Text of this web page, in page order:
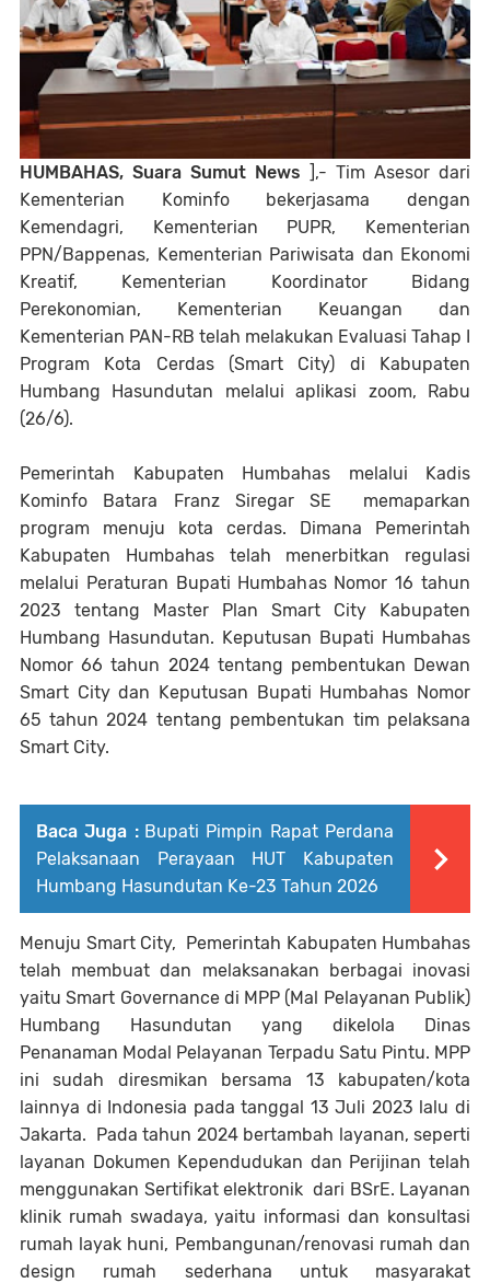
HUMBAHAS, Suara Sumut News ],- Tim Asesor dari
Kementerian Kominfo bekerjasama dengan
Kemendagri, Kementerian PUPR, Kementerian
PPN/Bappenas, Kementerian Pariwisata dan Ekonomi
Kreatif, Kementerian Koordinator Bidang
Perekonomian, Kementerian Keuangan dan
Kementerian PAN-RB telah melakukan Evaluasi Tahap I
Program Kota Cerdas (Smart City) di Kabupaten
Humbang Hasundutan melalui aplikasi zoom, Rabu
(26/6).
Pemerintah Kabupaten Humbahas melalui Kadis
Kominfo Batara Franz Siregar SE memaparkan
program menuju kota cerdas. Dimana Pemerintah
Kabupaten Humbahas telah menerbitkan regulasi
melalui Peraturan Bupati Humbahas Nomor 16 tahun
2023 tentang Master Plan Smart City Kabupaten
Humbang Hasundutan. Keputusan Bupati Humbahas
Nomor 66 tahun 2024 tentang pembentukan Dewan
Smart City dan Keputusan Bupati Humbahas Nomor
65 tahun 2024 tentang pembentukan tim pelaksana
Smart City.
Baca Juga : Bupati Pimpin Rapat Perdana
Pelaksanaan Perayaan HUT Kabupaten
Humbang Hasundutan Ke-23 Tahun 2026
Menuju Smart City, Pemerintah Kabupaten Humbahas
telah membuat dan melaksanakan berbagai inovasi
yaitu Smart Governance di MPP (Mal Pelayanan Publik)
Humbang Hasundutan yang dikelola Dinas
Penanaman Modal Pelayanan Terpadu Satu Pintu. MPP
ini sudah diresmikan bersama 13 kabupaten/kota
lainnya di Indonesia pada tanggal 13 Juli 2023 lalu di
Jakarta. Pada tahun 2024 bertambah layanan, seperti
layanan Dokumen Kependudukan dan Perijinan telah
menggunakan Sertifikat elektronik dari BSrE. Layanan
klinik rumah swadaya, yaitu informasi dan konsultasi
rumah layak huni, Pembangunan/renovasi rumah dan
design rumah sederhana untuk masyarakat